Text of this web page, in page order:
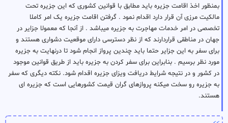
بمنظور اخذ اقامت جزیره باید مطابق با قوانین کشوری که این جزیره تحت
مالکیت مرزی آن قرار دارد اقدام نمود . گرفتن اقامت جزیره یک امر کاملا
تخصصی در امر خدمات مهاجرت به جزیره میباشد . از آنجا که معمولا جزایر در
جهان در مناطقی قراردارند که از نظر دسترسی دارای موقعیت دشواری هستند و
برای سفر به این جزایر حتما باید چندین پرواز انجام شود تا درنهایت به جزیره
مورد نظر برسیم . بنابراین برای سفر کردن به جزیره باید از طریق قوانین موجود
در کشور و در نتیجه شرایط دریافت ویزای جزیره اقدام شود. نکته دیگری که سفر
به جزیره رو سخت میکنه پروازهای گران قیمت کشورهایی است که جزیره ای
هستند.